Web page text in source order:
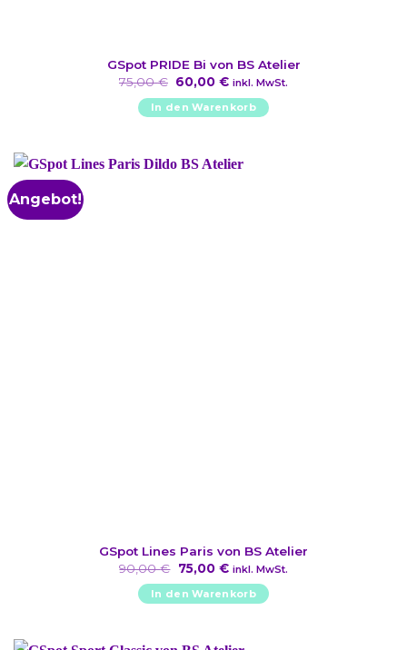
GSpot PRIDE Bi von BS Atelier
75,00€ Ursprünglicher
Preis
war:
75,00 €
60,00€Aktueller
ist:
60,00 €.
inkl. MwSt.
In den Warenkorb
Angebot!
GSpot Lines Paris von BS Atelier
90,00€ Ursprünglicher
Preis
war:
90,00 €
75,00 €Aktueller
ist:
75,00 €.
inkl. MwSt.
In den Warenkorb